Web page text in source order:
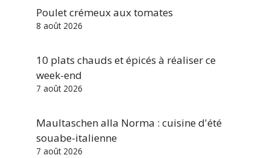
Poulet crémeux aux tomates
8 août 2026
10 plats chauds et épicés à réaliser ce
week-end
7 août 2026
Maultaschen alla Norma : cuisine d'été
souabe-italienne
7 août 2026